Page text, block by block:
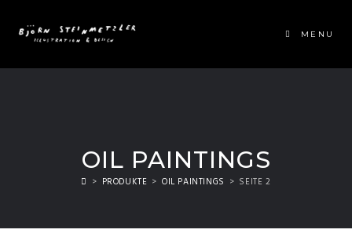
MENU
OIL PAINTINGS
> PRODUKTE > OIL PAINTINGS > SEITE 2